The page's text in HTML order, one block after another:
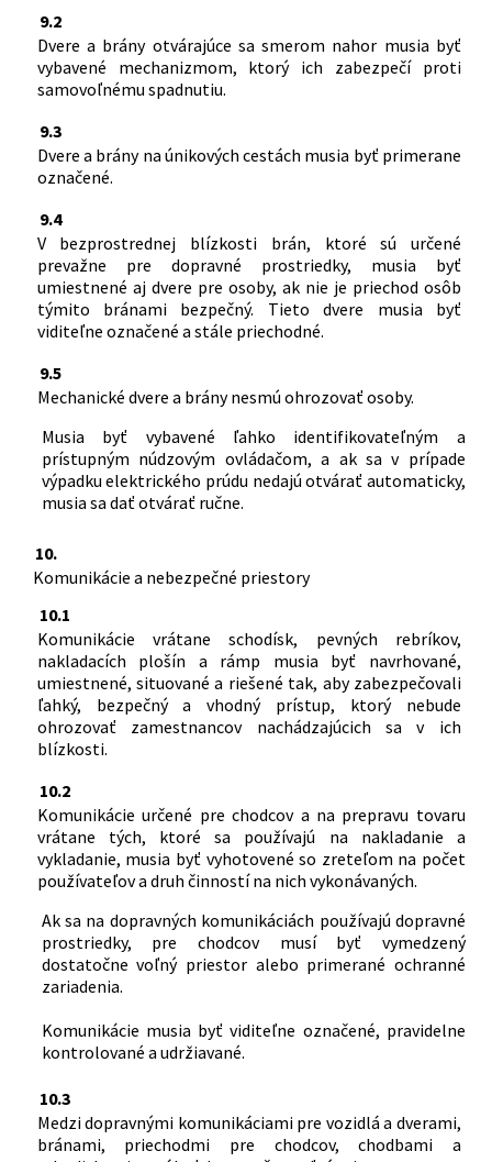
9.2
Dvere a brány otvárajúce sa smerom nahor musia byť
vybavené mechanizmom, ktorý ich zabezpečí proti
samovoľnému spadnutiu.
9.3
Dvere a brány na únikových cestách musia byť primerane
označené.
9.4
V bezprostrednej blízkosti brán, ktoré sú určené
prevažne pre dopravné prostriedky, musia byť
umiestnené aj dvere pre osoby, ak nie je priechod osôb
týmito bránami bezpečný. Tieto dvere musia byť
viditeľne označené a stále priechodné.
9.5
Mechanické dvere a brány nesmú ohrozovať osoby.
Musia byť vybavené ľahko identifikovateľným a
prístupným núdzovým ovládačom, a ak sa v prípade
výpadku elektrického prúdu nedajú otvárať automaticky,
musia sa dať otvárať ručne.
10.
Komunikácie a nebezpečné priestory
10.1
Komunikácie vrátane schodísk, pevných rebríkov,
nakladacích plošín a rámp musia byť navrhované,
umiestnené, situované a riešené tak, aby zabezpečovali
ľahký, bezpečný a vhodný prístup, ktorý nebude
ohrozovať zamestnancov nachádzajúcich sa v ich
blízkosti.
10.2
Komunikácie určené pre chodcov a na prepravu tovaru
vrátane tých, ktoré sa používajú na nakladanie a
vykladanie, musia byť vyhotovené so zreteľom na počet
používateľov a druh činností na nich vykonávaných.
Ak sa na dopravných komunikáciách používajú dopravné
prostriedky, pre chodcov musí byť vymedzený
dostatočne voľný priestor alebo primerané ochranné
zariadenia.
Komunikácie musia byť viditeľne označené, pravidelne
kontrolované a udržiavané.
10.3
Medzi dopravnými komunikáciami pre vozidlá a dverami,
bránami, priechodmi pre chodcov, chodbami a